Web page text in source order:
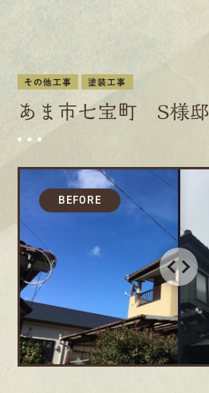
採用情報
募集要項
先輩インタビュー
エントリー
有資格者が、無料建物 診
0120-
その他工事 塗装工事
あま市七宝町 Ｓ様